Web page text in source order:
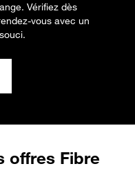
Vérifiez dès
vous avec un
offres Fibre